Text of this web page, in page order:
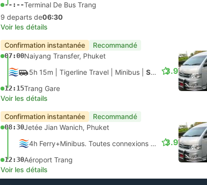
--:--Terminal De Bus Trang
9 departs de06:30
Voir les détails
Confirmation instantanée Recommandé
07:00Naiyang Transfer, Phuket
5h 15m | Tigerline Travel Minibus Speedboat + Van
12:15Trang Gare
3.9
Voir les détails
Confirmation instantanée Recommandé
08:30Jetée Jian Wanich, Phuket
4h Ferry+Minibus. Toutes connexions garanties
12:30Aéroport Trang
3.9
Voir les détails